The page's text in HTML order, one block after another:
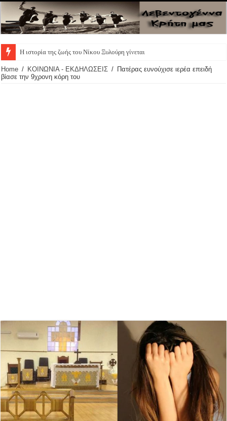
Η ιστορία της ζωής του Νίκου Ξυλούρη γίνεται θεατρικ
Home / ΚΟΙΝΩΝΙΑ - ΕΚΔΗΛΩΣΕΙΣ / Πατέρας ευνούχισε ιερέα επειδή
βίασε την 9χρονη κόρη του